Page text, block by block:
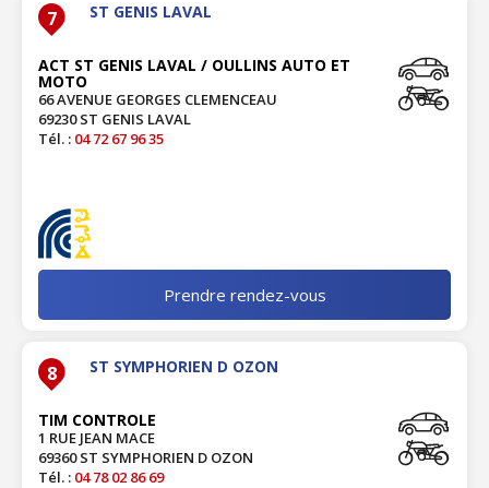
7 ST GENIS LAVAL
ACT ST GENIS LAVAL / OULLINS AUTO ET
MOTO
66 AVENUE GEORGES CLEMENCEAU
69230 ST GENIS LAVAL
Tél. : 04 72 67 96 35
Prendre rendez-vous
8 ST SYMPHORIEN D OZON
TIM CONTROLE
1 RUE JEAN MACE
69360 ST SYMPHORIEN D OZON
Tél. : 04 78 02 86 69